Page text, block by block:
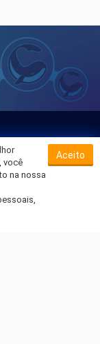
você
na nossa
Aceito